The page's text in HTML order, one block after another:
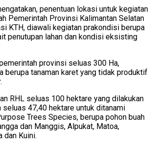
penentuan lokasi untuk kegiatan
Pemerintah Provinsi Kalimantan Selatan
KTH, diawali kegiatan prakondisi berupa
penutupan lahan dan kondisi eksisting
provinsi seluas 300 Ha,
berupa tanaman karet yang tidak produktif
RHL seluas 100 hektare yang dilakukan
seluas 47,40 hektare untuk ditanami
Trees Species, berupa pohon buah
dan Manggis, Alpukat, Matoa,
dan Kuini.